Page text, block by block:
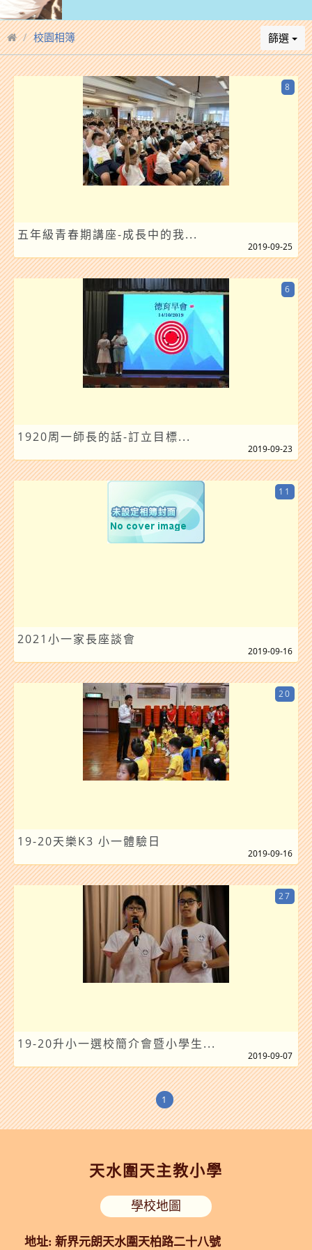
校園相簿 篩選
五年級青春期講座-成長中的我...
8
2019-09-25
1920周一師長的話-訂立目標...
6
2019-09-23
2021小一家長座談會
11
2019-09-16
19-20天樂K3 小一體驗日
20
2019-09-16
19-20升小一選校簡介會暨小學生...
27
2019-09-07
1
天水圍天主教小學
地址: 新界元朗天水圍天柏路二十八號
學校地圖